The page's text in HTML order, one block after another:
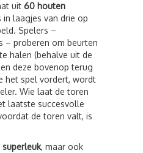
uit 60 houten
in laagjes van drie op
Spelers –
– proberen om beurten
halen (behalve uit de
deze bovenop terug
het spel vordert, wordt
Wie laat de toren
laatste succesvolle
de toren valt, is
superleuk, maar ook